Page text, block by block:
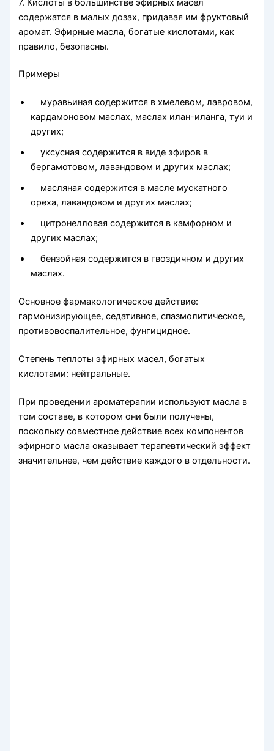
содержатся в ма­лых дозах, придавая им фруктовый
аромат. Эфирные масла, богатые кислотами, как
правило, безопас­ны.
Примеры
муравьиная содержится в хмелевом, лавровом,
кардамоно­вом маслах, маслах илан-иланга, туи и
других;
уксусная содержится в виде эфиров в
бергамотовом, ла­вандовом и других маслах;
масляная содержится в масле мускатного
ореха, лавандо­вом и других маслах;
цитронелловая содержится в камфорном и
других маслах;
бензойная содержится в гвоздичном и других
маслах.
Основное фармакологическое действие:
гармонизирующее, седативное, спазмолитическое,
противовоспалительное, фунгицидное.
Степень теплоты эфирных масел, богатых
кислотами: ней­тральные.
При проведении ароматерапии используют масла в
том составе, в котором они были получены,
поскольку совместное действие всех компонентов
эфирного масла оказывает терапевтический эффект
значительнее, чем действие каждого в отдельности.